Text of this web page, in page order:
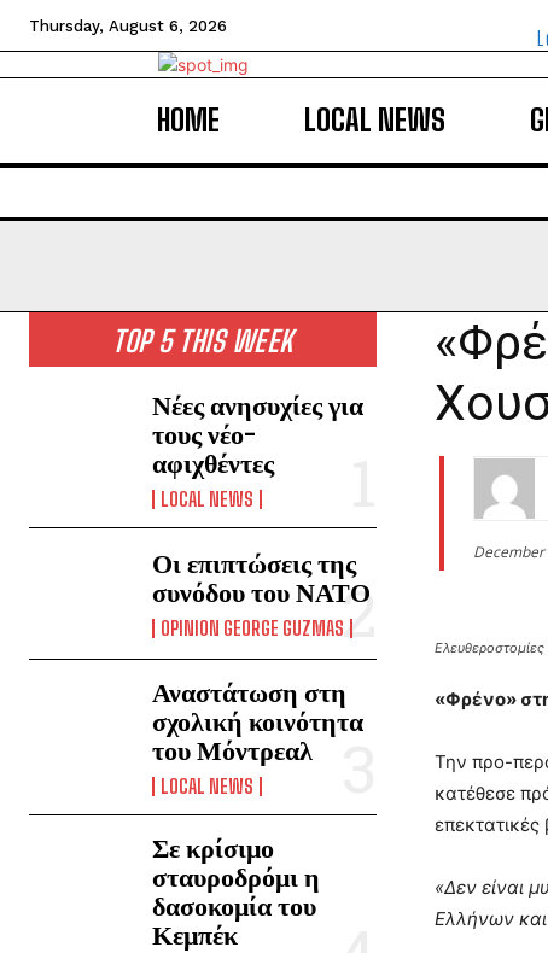
Thursday, August 6, 2026
HOME LOCAL NEWS
TOP 5 THIS WEEK
Νέες ανησυχίες για
τους νέο-
αφιχθέντες
LOCAL NEWS
Οι επιπτώσεις της
συνόδου του ΝΑΤΟ
OPINION GEORGE GUZMAS
Αναστάτωση στη
σχολική κοινότητα
του Μόντρεαλ
LOCAL NEWS
Σε κρίσιμο
σταυροδρόμι η
δασοκομία του
Κεμπέκ
December
Ελευθεροστομίες
«Φρένο»
Την προ-
κατέθεσε
«Δεν είναι
Ελλήνων